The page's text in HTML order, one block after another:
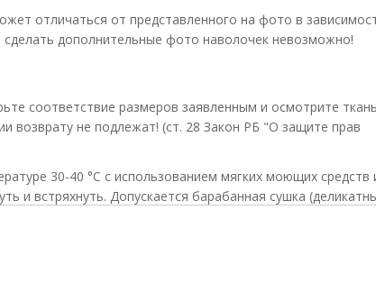
отличаться от представленного на фото в
дополнительные фото наволочек невозможно!
соответствие размеров заявленным и осмотрите
возврату не подлежат! (ст. 28 Закон РБ "О защите прав
30-40 °С с использованием мягких моющих средств
и встряхнуть. Допускается барабанная сушка